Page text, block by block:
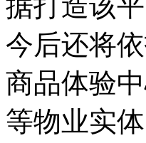
今后还将
商品体验
等物业实